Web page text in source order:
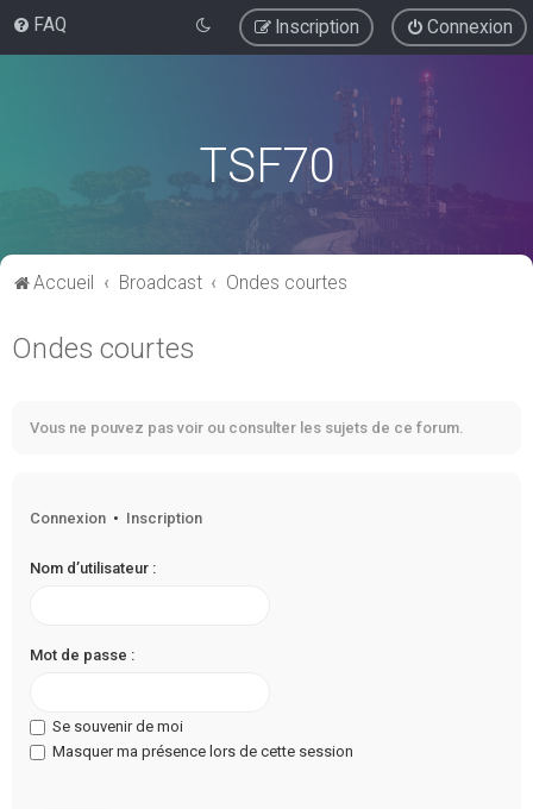
FAQ Connexion
Inscription
TSF70
Accueil Broadcast Ondes courtes
Ondes courtes
Vous ne pouvez pas voir ou consulter les sujets de ce forum.
Connexion • Inscription
Nom d’utilisateur :
Mot de passe :
Se souvenir de moi
Masquer ma présence lors de cette session